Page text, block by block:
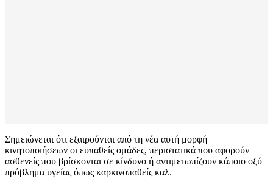
Σημειώνεται ότι εξαιρούνται από τη νέα αυτή μορφή
κινητοποιήσεων οι ευπαθείς ομάδες, περιστατικά που αφορούν
ασθενείς που βρίσκονται σε κίνδυνο ή αντιμετωπίζουν κάποιο οξύ
πρόβλημα υγείας όπως καρκινοπαθείς καλ.